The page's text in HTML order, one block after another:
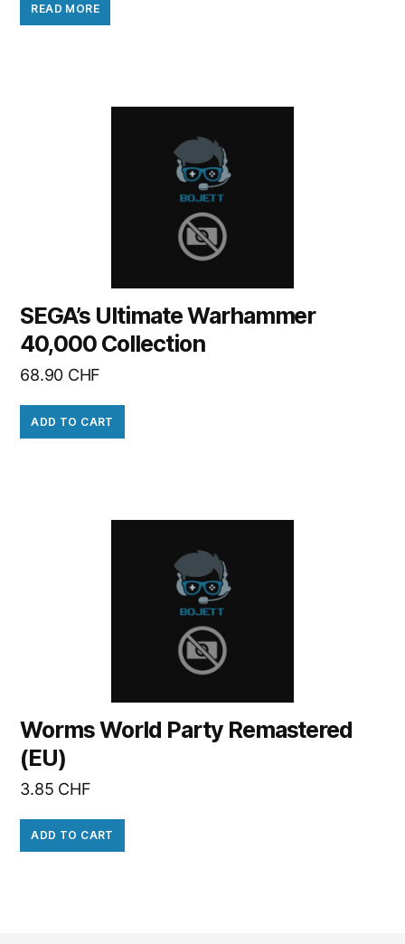
READ MORE
SEGA’s Ultimate Warhammer
40,000 Collection
68.90 CHF
ADD TO CART
Worms World Party Remastered
(EU)
3.85 CHF
ADD TO CART